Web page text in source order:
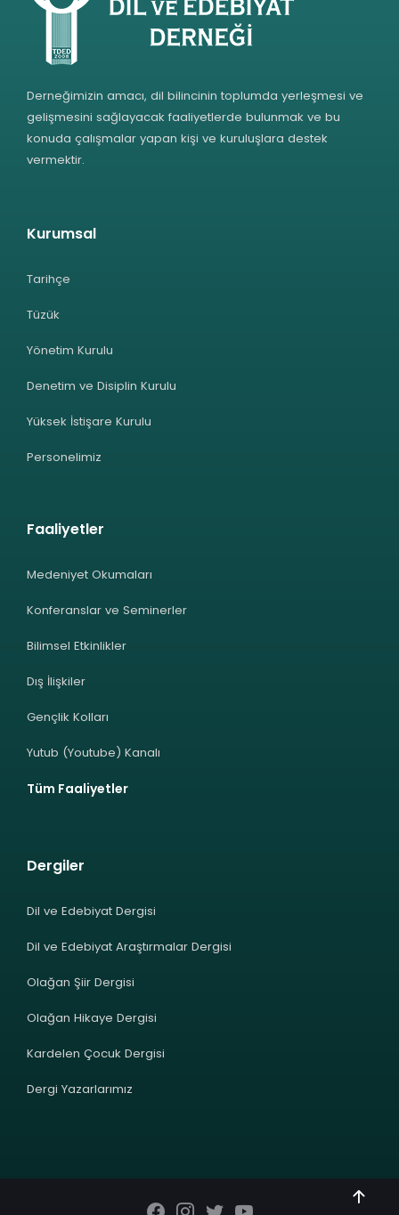
Derneğimizin amacı, dil bilincinin toplumda yerleşmesi ve
gelişmesini sağlayacak faaliyetlerde bulunmak ve bu
konuda çalışmalar yapan kişi ve kuruluşlara destek
vermektir.
Kurumsal
Tarihçe
Tüzük
Yönetim Kurulu
Denetim ve Disiplin Kurulu
Yüksek İstişare Kurulu
Personelimiz
Faaliyetler
Medeniyet Okumaları
Konferanslar ve Seminerler
Bilimsel Etkinlikler
Dış İlişkiler
Gençlik Kolları
Yutub (Youtube) Kanalı
Tüm Faaliyetler
Dergiler
Dil ve Edebiyat Dergisi
Dil ve Edebiyat Araştırmalar Dergisi
Olağan Şiir Dergisi
Olağan Hikaye Dergisi
Kardelen Çocuk Dergisi
Dergi Yazarlarımız